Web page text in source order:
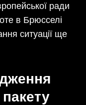
ради
в Брюсселі
ситуації ще